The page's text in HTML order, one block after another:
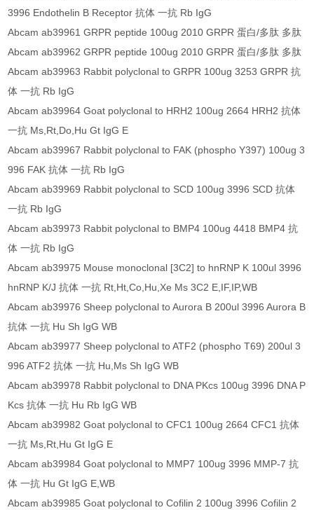
3996 Endothelin B Receptor 抗体 一抗 Rb IgG
Abcam ab39961 GRPR peptide 100ug 2010 GRPR 蛋白/多肽 多肽
Abcam ab39962 GRPR peptide 100ug 2010 GRPR 蛋白/多肽 多肽
Abcam ab39963 Rabbit polyclonal to GRPR 100ug 3253 GRPR 抗
体 一抗 Rb IgG
Abcam ab39964 Goat polyclonal to HRH2 100ug 2664 HRH2 抗体
一抗 Ms,Rt,Do,Hu Gt IgG E
Abcam ab39967 Rabbit polyclonal to FAK (phospho Y397) 100ug 3
996 FAK 抗体 一抗 Rb IgG
Abcam ab39969 Rabbit polyclonal to SCD 100ug 3996 SCD 抗体
一抗 Rb IgG
Abcam ab39973 Rabbit polyclonal to BMP4 100ug 4418 BMP4 抗
体 一抗 Rb IgG
Abcam ab39975 Mouse monoclonal [3C2] to hnRNP K 100ul 3996
hnRNP K/J 抗体 一抗 Rt,Ht,Co,Hu,Xe Ms 3C2 E,IF,IP,WB
Abcam ab39976 Sheep polyclonal to Aurora B 200ul 3996 Aurora B
抗体 一抗 Hu Sh IgG WB
Abcam ab39977 Sheep polyclonal to ATF2 (phospho T69) 200ul 3
996 ATF2 抗体 一抗 Hu,Ms Sh IgG WB
Abcam ab39978 Rabbit polyclonal to DNA PKcs 100ug 3996 DNA P
Kcs 抗体 一抗 Hu Rb IgG WB
Abcam ab39982 Goat polyclonal to CFC1 100ug 2664 CFC1 抗体
一抗 Ms,Rt,Hu Gt IgG E
Abcam ab39984 Goat polyclonal to MMP7 100ug 3996 MMP-7 抗
体 一抗 Hu Gt IgG E,WB
Abcam ab39985 Goat polyclonal to Cofilin 2 100ug 3996 Cofilin 2